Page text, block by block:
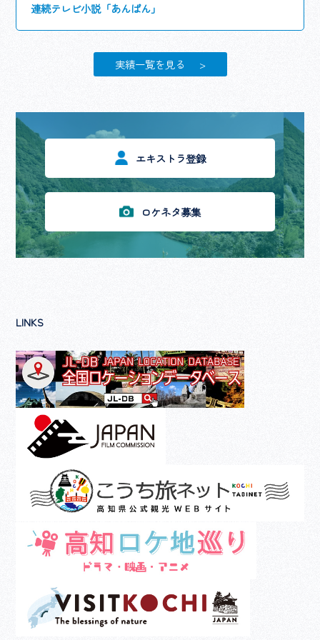
連続テレビ小説「あんぱん」
実績一覧を見る
エキストラ登録
ロケネタ募集
LINKS